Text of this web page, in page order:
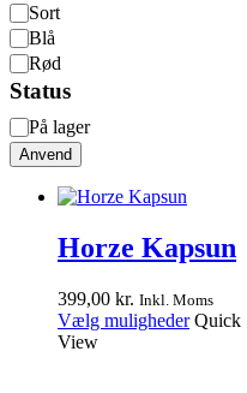
Farve
Sort
Blå
Rød
Status
Status
På lager
Anvend
Horze Kapsun
399,00 kr. Inkl. Moms
Vælg muligheder Dette
Quick
View